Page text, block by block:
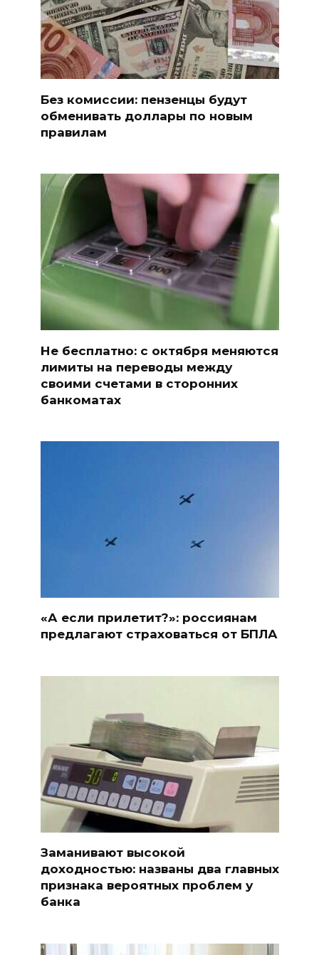
Без комиссии: пензенцы будут
обменивать доллары по новым
правилам
Не бесплатно: с октября меняются
лимиты на переводы между
своими счетами в сторонних
банкоматах
«А если прилетит?»: россиянам
предлагают страховаться от БПЛА
Заманивают высокой
доходностью: названы два главных
признака вероятных проблем у
банка